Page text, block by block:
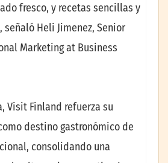
fresco, y recetas sencillas y
Heli Jimenez, Senior
Marketing at Business
Visit Finland refuerza su
destino gastronómico de
consolidando una